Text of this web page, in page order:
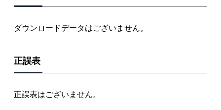
2.4 身体運動の解析と評価
第3章 戦術の生成と解析
3.2 シミュレーションにおける戦術的行動の生成
3.4 人間における戦術のデータ解析
ダウンロードデータはございません。
正誤表
正誤表はございません。